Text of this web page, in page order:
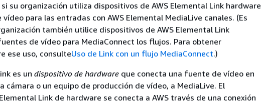
su organización utiliza dispositivos de AWS Elemental Link hardware
para las entradas con AWS Elemental MediaLive canales. (Es
también utilice dispositivos de AWS Elemental Link
de vídeo para MediaConnect los flujos. Para obtener
ese uso, consulteUso de Link con un flujo MediaConnect.)
es un dispositivo de hardware que conecta una fuente de vídeo en
cámara o un equipo de producción de vídeo, a MediaLive. El
Link de hardware se conecta a AWS través de una conexión